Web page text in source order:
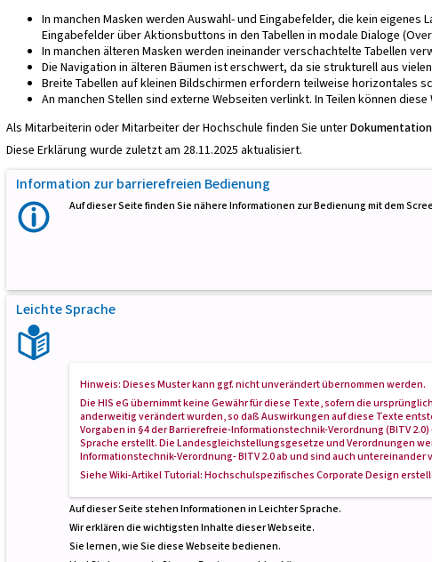
In manchen Masken werden Auswahl- und Eingabefelder, die kein
Eingabefelder über Aktionsbuttons in den Tabellen in modale Dialoge
In manchen älteren Masken werden ineinander verschachtelte Tabellen
Die Navigation in älteren Bäumen ist erschwert, da sie strukturell aus
Breite Tabellen auf kleinen Bildschirmen erfordern teilweise horizontales
An manchen Stellen sind externe Webseiten verlinkt. In Teilen können
Als Mitarbeiterin oder Mitarbeiter der Hochschule finden Sie unter
Diese Erklärung wurde zuletzt am 28.11.2025 aktualisiert.
Information zur barrierefreien Bedienung
Auf dieser Seite finden Sie nähere Informationen zur Bedienung mit dem
Leichte Sprache
Hinweis: Dieses Muster kann ggf. nicht unverändert übernommen werden.
Die HIS eG übernimmt keine Gewähr für diese Texte, sofern die
anderweitig verändert wurden, so daß Auswirkungen auf diese Texte
Vorgaben in§4 der Barrierefreie-Informationstechnik-Verordnung (BITV
Spracheerstellt. Die Landesgleichstellungsgesetze und Verordnungen
Informationstechnik-Verordnung- BITV 2.0 ab und sind auch untereinander
Siehe Wiki-ArtikelTutorial: Hochschulspezifisches Corporate Design
Auf dieser Seite stehen Informationen in Leichter Sprache.
Wir erklären die wichtigsten Inhalte dieser Webseite.
Sie lernen, wie Sie diese Webseite bedienen.